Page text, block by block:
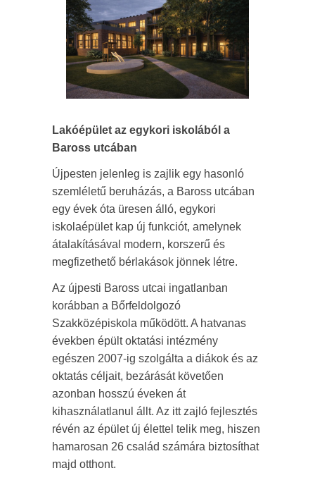
Lakóépület az egykori iskolából a
Baross utcában
Újpesten jelenleg is zajlik egy hasonló
szemléletű beruházás, a Baross utcában
egy évek óta üresen álló, egykori
iskolaépület kap új funkciót, amelynek
átalakításával modern, korszerű és
megfizethető bérlakások jönnek létre.
Az újpesti Baross utcai ingatlanban
korábban a Bőrfeldolgozó
Szakközépiskola működött. A hatvanas
években épült oktatási intézmény
egészen 2007-ig szolgálta a diákok és az
oktatás céljait, bezárását követően
azonban hosszú éveken át
kihasználatlanul állt. Az itt zajló fejlesztés
révén az épület új élettel telik meg, hiszen
hamarosan 26 család számára biztosíthat
majd otthont.